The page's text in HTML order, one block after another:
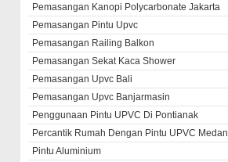
Pemasangan Kanopi Polycarbonate Jakarta
Pemasangan Pintu Upvc
Pemasangan Railing Balkon
Pemasangan Sekat Kaca Shower
Pemasangan Upvc Bali
Pemasangan Upvc Banjarmasin
Penggunaan Pintu UPVC Di Pontianak
Percantik Rumah Dengan Pintu UPVC Medan
Pintu Aluminium